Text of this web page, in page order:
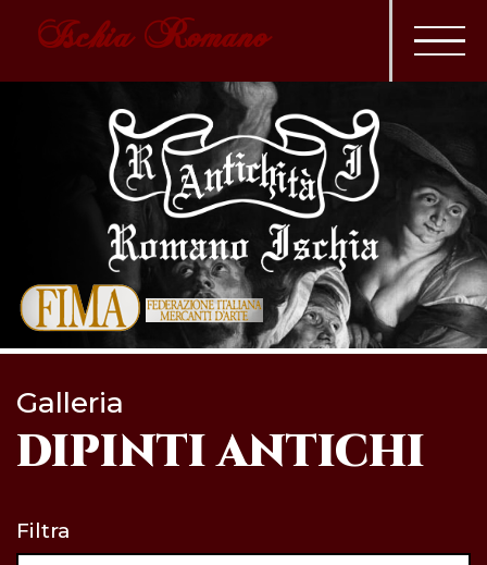
Ischia Romano
Galleria
DIPINTI ANTICHI
Filtra